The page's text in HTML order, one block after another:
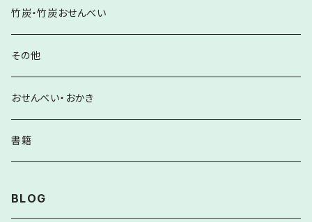
竹炭・竹炭おせんべい
その他
おせんべい・おかき
書籍
BLOG